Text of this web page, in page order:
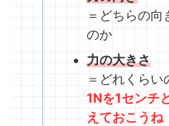
＝どちらの向
のか
力の大きさ
＝どれくら
1Nを1センチ
えておこうね